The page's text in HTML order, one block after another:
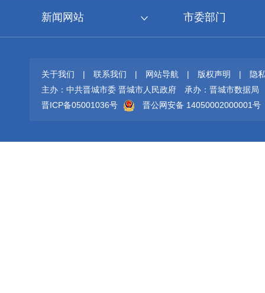
新闻网站 市委部门
关于我们 | 联系我们 | 网站导航 | 版权声明 |
隐
主办：中共晋城市委 晋城市人民政府
承办：晋城市数据局
晋ICP备05001036号
晋公网安备 14050002000001号